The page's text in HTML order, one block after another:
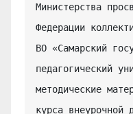
Министерства
Федерации
ВО «Самарский
педагогический
методические
курса внеурочной